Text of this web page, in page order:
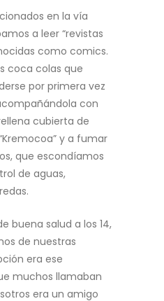
en la vía
a leer “revistas
como comics.
coca colas que
por primera vez
con
cubierta de
y a fumar
que escondíamos
de aguas,
buena salud a los 14,
de nuestras
era ese
muchos llamaban
era un amigo